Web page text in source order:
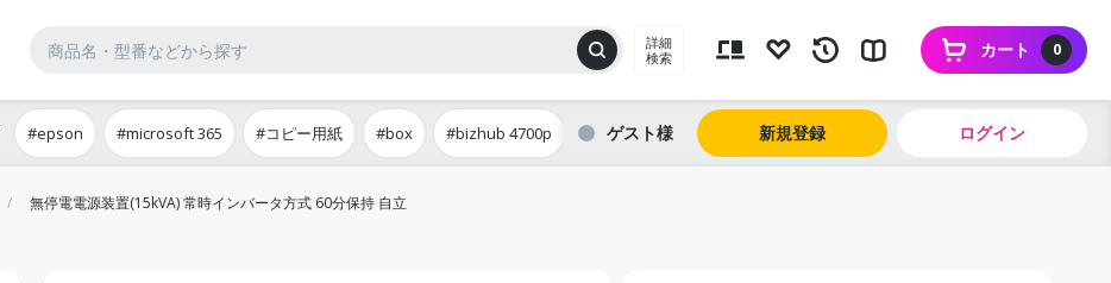
詳細
検索
0
カート
#epson #microsoft 365 #コピー用紙 #box #bizhub 4700p ゲスト 新規登録 ログイン
無停電電源装置(15kVA) 常時インバータ方式 60分保持 自立